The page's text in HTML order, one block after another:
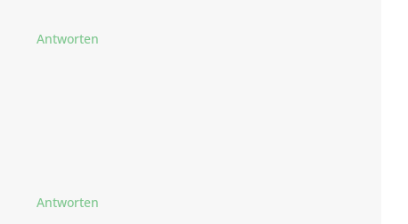
Antworten
Antworten